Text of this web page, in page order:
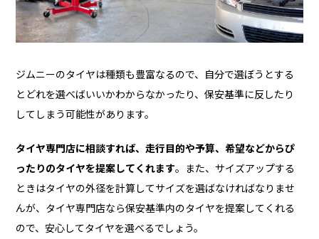
ジムニーのタイヤは種類も豊富なるので、自分で選ぼうとする
とどれを選べばいいかわからなかったり、保安基準に反したり
してしまう可能性があります。
タイヤ専門店に相談すれば、走行目的や予算、希望などからぴ
ったりのタイヤを提案してくれます。また、サイズアップする
ときはタイヤの外径を計算してサイズを選ばなければなりませ
んが、タイヤ専門店なら保安基準内のタイヤを提案してくれる
ので、安心してタイヤを選べるでしょう。